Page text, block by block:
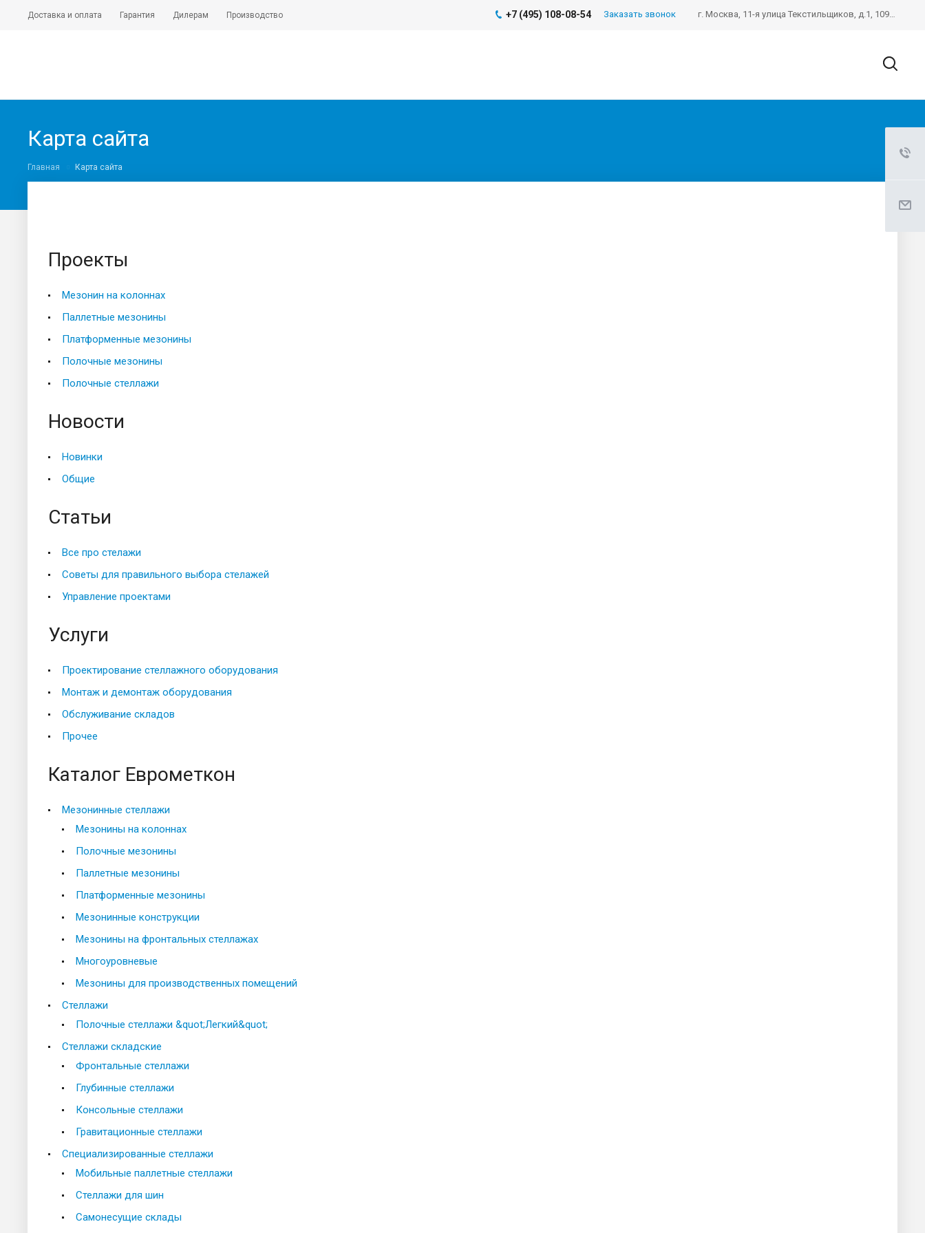
Доставка и оплата Гарантия Дилерам Производство г. Москва, 11-я улица Текстильщиков, д.1, 109390
+7 (495) 108-08-54 Заказать звонок
Карта сайта
Главная Карта сайта
Проекты
Мезонин на колоннах
Паллетные мезонины
Платформенные мезонины
Полочные мезонины
Полочные стеллажи
Новости
Новинки
Общие
Статьи
Все про стелажи
Советы для правильного выбора стелажей
Управление проектами
Услуги
Проектирование стеллажного оборудования
Монтаж и демонтаж оборудования
Обслуживание складов
Прочее
Каталог Еврометкон
Мезонинные стеллажи
Мезонины на колоннах
Полочные мезонины
Паллетные мезонины
Платформенные мезонины
Мезонинные конструкции
Мезонины на фронтальных стеллажах
Многоуровневые
Мезонины для производственных помещений
Стеллажи
Полочные стеллажи &quot;Легкий&quot;
Стеллажи складские
Фронтальные стеллажи
Глубинные стеллажи
Консольные стеллажи
Гравитационные стеллажи
Специализированные стеллажи
Мобильные паллетные стеллажи
Стеллажи для шин
Самонесущие склады